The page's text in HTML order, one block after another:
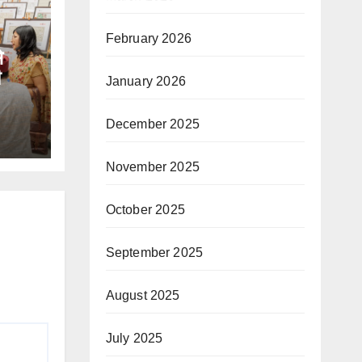
February 2026
January 2026
December 2025
November 2025
October 2025
September 2025
August 2025
July 2025